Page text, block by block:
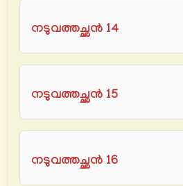
നടുവത്തച്ഛൻ 14
നടുവത്തച്ഛൻ 15
നടുവത്തച്ഛൻ 16